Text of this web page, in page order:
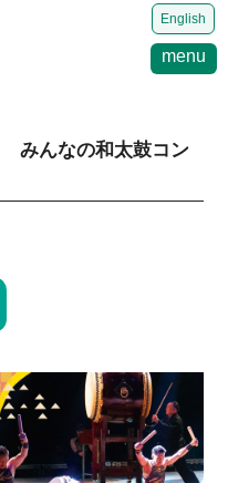
English
menu
みんなの和太鼓コン